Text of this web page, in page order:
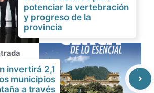
potenciar la vertebración
y progreso de la
provincia
invertirá 2,1
municipios
a través